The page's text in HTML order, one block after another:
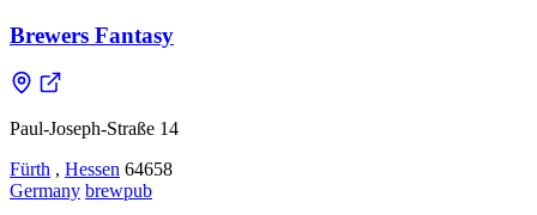
Brewers Fantasy
Paul-Joseph-Straße 14
Fürth , Hessen 64658
Germany brewpub